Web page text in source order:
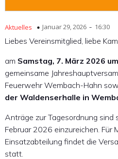
Aktuelles Januar 29, 2026 - 16:30
Liebes Vereinsmitglied, liebe
am Samstag, 7. März 2026
gemeinsame
Feuerwehr Wembach-Hahn
der Waldenserhalle in
Anträge zur Tagesordnung sind
Februar 2026 einzureichen. Für
Einsatzabteilung findet die
statt.